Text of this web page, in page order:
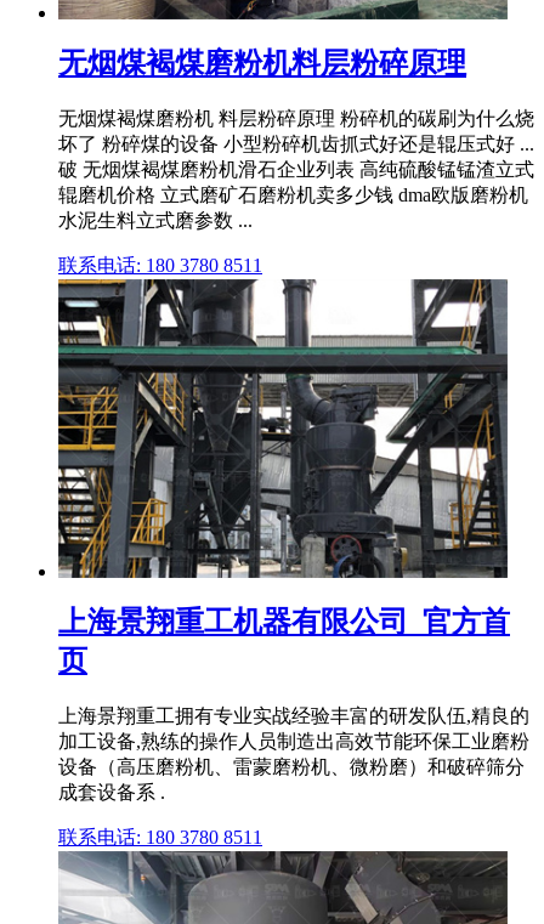
无烟煤褐煤磨粉机料层粉碎原理
无烟煤褐煤磨粉机 料层粉碎原理 粉碎机的碳刷为什么烧
坏了 粉碎煤的设备 小型粉碎机齿抓式好还是辊压式好 ...
破 无烟煤褐煤磨粉机滑石企业列表 高纯硫酸锰锰渣立式
辊磨机价格 立式磨矿石磨粉机卖多少钱 dma欧版磨粉机
水泥生料立式磨参数 ...
联系电话: 180 3780 8511
上海景翔重工机器有限公司_官方首
页
上海景翔重工拥有专业实战经验丰富的研发队伍,精良的
加工设备,熟练的操作人员制造出高效节能环保工业磨粉
设备（高压磨粉机、雷蒙磨粉机、微粉磨）和破碎筛分
成套设备系 .
联系电话: 180 3780 8511